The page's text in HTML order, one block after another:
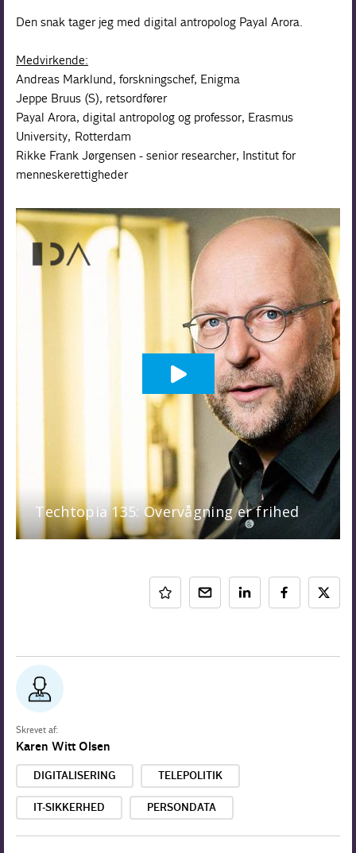
Den snak tager jeg med digital antropolog Payal Arora.
Medvirkende:
Andreas Marklund, forskningschef, Enigma
Jeppe Bruus (S), retsordfører
Payal Arora, digital antropolog og professor, Erasmus
University, Rotterdam
Rikke Frank Jørgensen - senior researcher, Institut for
menneskerettigheder
Skrevet af:
Karen Witt Olsen
DIGITALISERING TELEPOLITIK
IT-SIKKERHED PERSONDATA